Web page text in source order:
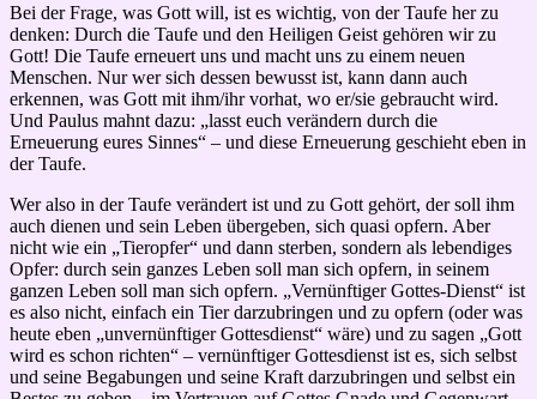
Bei der Frage, was Gott will, ist es wichtig, von der Taufe her zu
denken: Durch die Taufe und den Heiligen Geist gehören wir zu
Gott! Die Taufe erneuert uns und macht uns zu einem neuen
Menschen. Nur wer sich dessen bewusst ist, kann dann auch
erkennen, was Gott mit ihm/ihr vorhat, wo er/sie gebraucht wird.
Und Paulus mahnt dazu: „lasst euch verändern durch die
Erneuerung eures Sinnes“ – und diese Erneuerung geschieht eben in
der Taufe.
Wer also in der Taufe verändert ist und zu Gott gehört, der soll ihm
auch dienen und sein Leben übergeben, sich quasi opfern. Aber
nicht wie ein „Tieropfer“ und dann sterben, sondern als lebendiges
Opfer: durch sein ganzes Leben soll man sich opfern, in seinem
ganzen Leben soll man sich opfern. „Vernünftiger Gottes-Dienst“ ist
es also nicht, einfach ein Tier darzubringen und zu opfern (oder was
heute eben „unvernünftiger Gottesdienst“ wäre) und zu sagen „Gott
wird es schon richten“ – vernünftiger Gottesdienst ist es, sich selbst
und seine Begabungen und seine Kraft darzubringen und selbst ein